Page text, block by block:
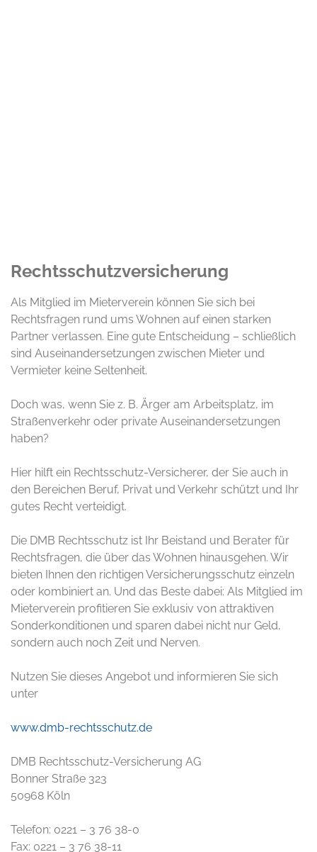
Rechtsschutzversicherung
Als Mitglied im Mieterverein können Sie sich bei
Rechtsfragen rund ums Wohnen auf einen starken
Partner verlassen. Eine gute Entscheidung – schließlich
sind Auseinandersetzungen zwischen Mieter und
Vermieter keine Seltenheit.
Doch was, wenn Sie z. B. Ärger am Arbeitsplatz, im
Straßenverkehr oder private Auseinandersetzungen
haben?
Hier hilft ein Rechtsschutz-Versicherer, der Sie auch in
den Bereichen Beruf, Privat und Verkehr schützt und Ihr
gutes Recht verteidigt.
Die DMB Rechtsschutz ist Ihr Beistand und Berater für
Rechtsfragen, die über das Wohnen hinausgehen. Wir
bieten Ihnen den richtigen Versicherungsschutz einzeln
oder kombiniert an. Und das Beste dabei: Als Mitglied im
Mieterverein profitieren Sie exklusiv von attraktiven
Sonderkonditionen und sparen dabei nicht nur Geld,
sondern auch noch Zeit und Nerven.
Nutzen Sie dieses Angebot und informieren Sie sich
unter
www.dmb-rechtsschutz.de
DMB Rechtsschutz-Versicherung AG
Bonner Straße 323
50968 Köln
Telefon: 0221 – 3 76 38-0
Fax: 0221 – 3 76 38-11